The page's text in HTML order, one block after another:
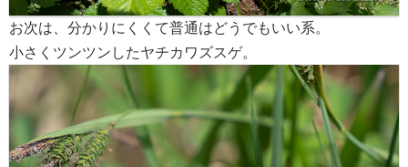
お次は、分かりにくくて普通はどうでもいい系。
小さくツンツンしたヤチカワズスゲ。